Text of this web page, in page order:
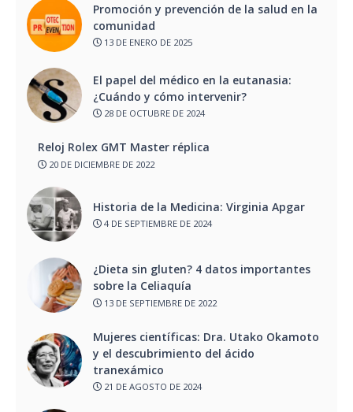
Promoción y prevención de la salud en la
comunidad
13 DE ENERO DE 2025
El papel del médico en la eutanasia:
¿Cuándo y cómo intervenir?
28 DE OCTUBRE DE 2024
Reloj Rolex GMT Master réplica
20 DE DICIEMBRE DE 2022
Historia de la Medicina: Virginia Apgar
4 DE SEPTIEMBRE DE 2024
¿Dieta sin gluten? 4 datos importantes
sobre la Celiaquía
13 DE SEPTIEMBRE DE 2022
Mujeres científicas: Dra. Utako Okamoto
y el descubrimiento del ácido
tranexámico
21 DE AGOSTO DE 2024